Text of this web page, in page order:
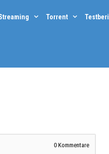
Torrent
0Kommentare